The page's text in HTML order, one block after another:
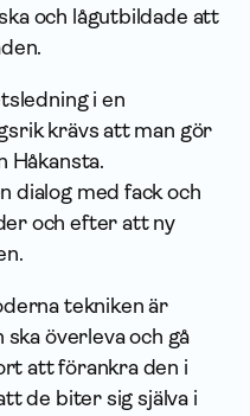
och lågutbildade att
i en
krävs att man gör
Håkansta.
dialog med fack och
och efter att ny
tekniken är
överleva och gå
att förankra den i
de biter sig själva i